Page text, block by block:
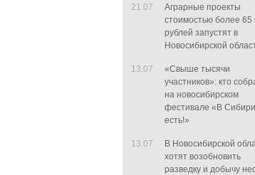
21.07
Аграрные проекты
стоимостью более 65
рублей запустят в
Новосибирской
13.07
«Свыше тысячи
участников»: кто
на новосибирском
фестивале «В
есть!»
13.07
В Новосибирской
хотят возобновить
разведку и добычу